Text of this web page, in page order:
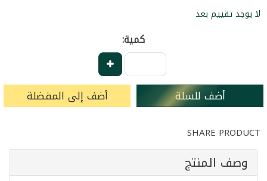
لا يوجد تقييم بعد
كمية:
أضف للسلة أضف إلى المفضلة
SHARE PRODUCT
وصف المنتج